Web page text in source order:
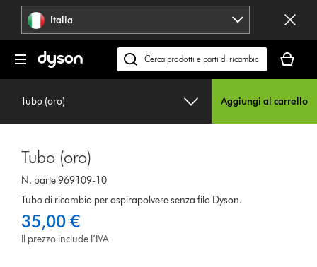
navigazione Italia
Cerca
su
carrello
è
Tubo (oro) Aggiungi al carrello
Tubo (oro)
N. parte 969109-10
Tubo di ricambio per aspirapolvere senza filo Dyson.
35,00 €
Il prezzo include l’IVA